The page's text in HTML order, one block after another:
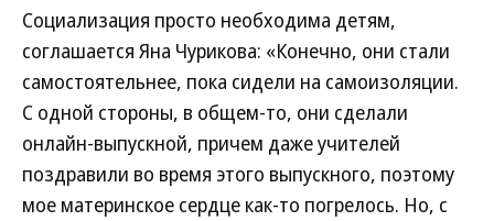
Социализация просто необходима детям,
соглашается Яна Чурикова: «Конечно, они стали
самостоятельнее, пока сидели на самоизоляции.
С одной стороны, в общем-то, они сделали
онлайн-выпускной, причем даже учителей
поздравили во время этого выпускного, поэтому
мое материнское сердце как-то погрелось. Но, с